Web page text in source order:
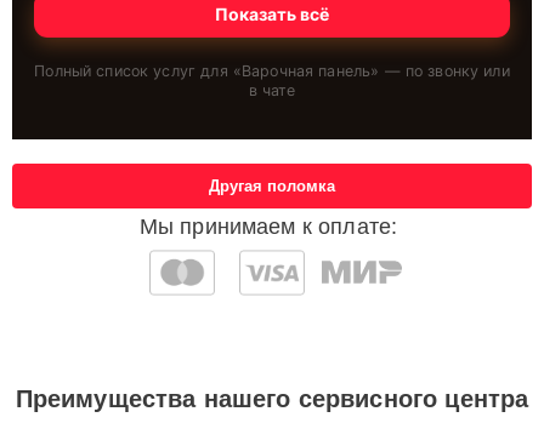
Показать всё
Полный список услуг для «Варочная панель» — по звонку или
в чате
Мы принимаем к оплате:
Другая поломка
Преимущества нашего сервисного центра